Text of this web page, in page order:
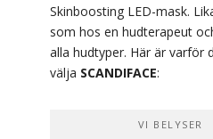
Skinboosting LED-mask.
som hos en hudterapeut
alla hudtyper. Här är varför
välja SCANDIFACE:
VI BELYSER